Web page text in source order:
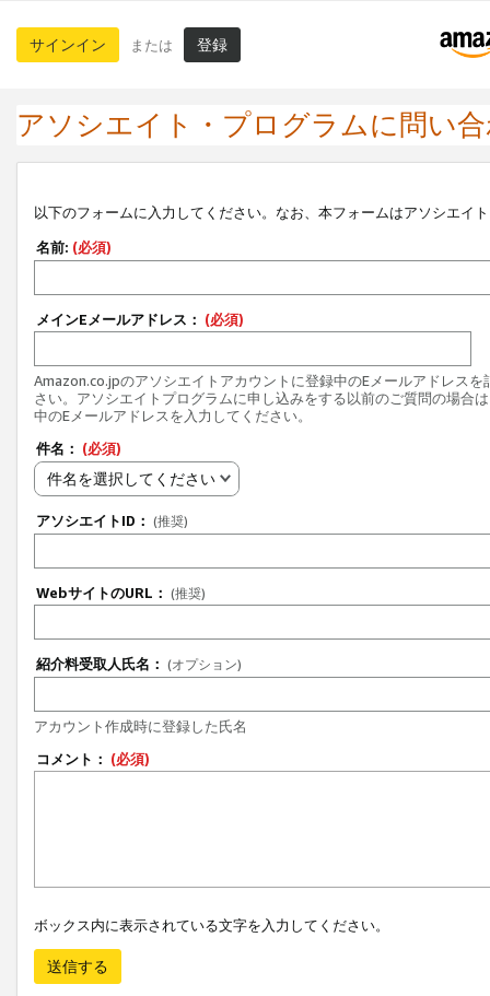
サインイン または 登録
アソシエイト・プログラムに問い
以下のフォームに入力してください。なお、本フォームはアソシエイ
名前: (必須)
メインEメールアドレス： (必須)
Amazon.co.jpのアソシエイトアカウントに登録中のEメールアドレスを
さい。アソシエイトプログラムに申し込みをする以前のご質問の場合
中のEメールアドレスを入力してください。
件名： (必須)
件名を選択してください
アソシエイトID： (推奨)
WebサイトのURL： (推奨)
紹介料受取人氏名： (オプション)
アカウント作成時に登録した氏名
コメント： (必須)
ボックス内に表示されている文字を入力してください。
送信する